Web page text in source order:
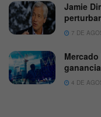
Jamie
7 DE
4 DE